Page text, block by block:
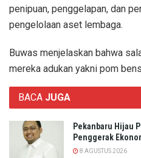
penipuan, penggelapan, dan
pengelolaan aset lembaga.
Buwas menjelaskan bahwa
mereka adukan yakni pom
BACA JUGA
Pekanbaru Hijau
Penggerak
8 AGUSTUS 2026